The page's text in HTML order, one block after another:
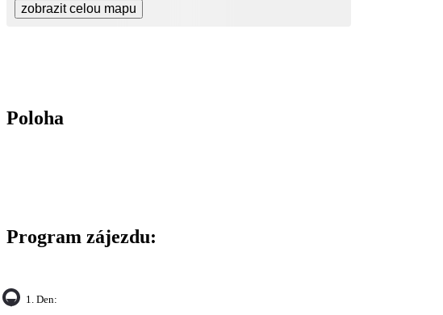
zobrazit celou mapu
Poloha
Program zájezdu:
1. Den: